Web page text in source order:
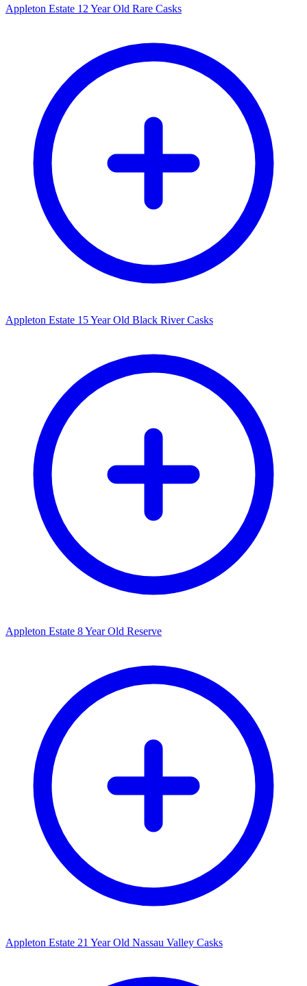
Appleton Estate 12 Year Old Rare Casks
Appleton Estate 15 Year Old Black River Casks
Appleton Estate 8 Year Old Reserve
Appleton Estate 21 Year Old Nassau Valley Casks